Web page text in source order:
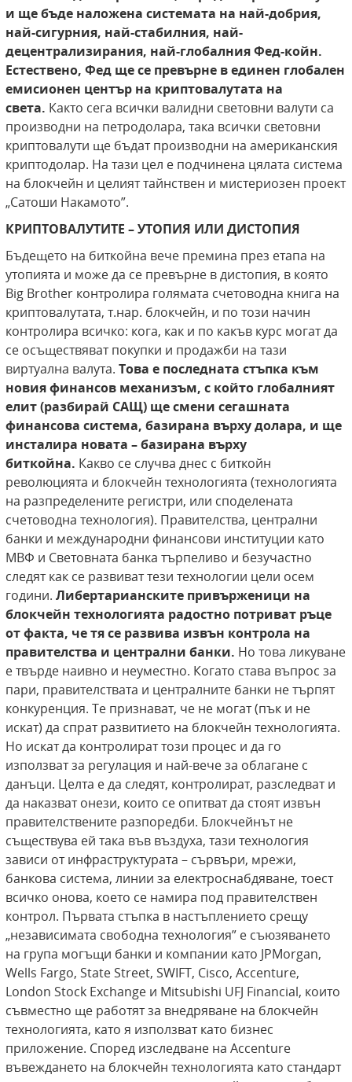
и ще бъде наложена системата на най-добрия,
най-сигурния, най-стабилния, най-
децентрализирания, най-глобалния Фед-койн.
Естествено, Фед щесе превърне в единен глобален
емисионен център на криптовалутата на
света. Както сега всички валидни световни валути са
производни на петродолара, така всички световни
криптовалути ще бъдат производни на американския
криптодолар. На тази цел е подчинена цялата система
на блокчейн и целият тайнствен и мистериозен проект
„Сатоши Накамото”.
КРИПТОВАЛУТИТЕ – УТОПИЯ ИЛИ ДИСТОПИЯ
Бъдещето на биткойна вече премина през етапа на
утопията и може да се превърне в дистопия, в която
Big Brother контролира голямата счетоводна книга на
криптовалутата, т.нар. блокчейн, и по този начин
контролира всичко: кога, как и по какъв курс могат да
се осъществяват покупки и продажби на тази
виртуална валута. Това е последната стъпка към
новияфинансов механизъм, с който глобалният
елит(разбирай САЩ) ще смени сегашната
финансова система, базирана върху долара, и ще
инсталира новата – базирана върху
биткойнa. Какво се случва днес с биткойн
революцията и блокчейн технологията (технологията
на разпределените регистри, или споделената
счетоводна технология). Правителства, централни
банки и международни финансови институции като
МВФ и Световната банка търпеливо и безучастно
следят как се развиват тези технологии цели осем
години. Либертарианските привърженици на
блокчейн технологията радостно потриват ръце
от факта, че тя се развива извън контрола на
правителства и централни банки. Но това ликуване
е твърде наивно и неуместно. Когато става въпрос за
пари, правителствата и централните банки не търпят
конкуренция. Те признават, че не могат (пък и не
искат) да спрат развитието на блокчейн технологията.
Но искат да контролират този процес и да го
използват за регулация и най-вече за облагане с
данъци. Целта е да следят, контролират, разследват и
да наказват онези, които се опитват да стоят извън
правителствените разпоредби. Блокчейнът не
съществува ей така във въздуха, тази технология
зависи от инфраструктурата – сървъри, мрежи,
банкова система, линии за електроснабдяване, тоест
всичко онова, което се намира под правителствен
контрол. Първата стъпка в настъплението срещу
„независимата свободна технология” е съюзяването
на група могъщи банки и компании като JPMorgan,
Wells Fargo, State Street, SWIFT, Cisco, Accenture,
London Stock Exchange и Mitsubishi UFJ Financial, които
съвместно ще работят за внедряване на блокчейн
технологията, като я използват като бизнес
приложение. Според изследване на Accenture
въвеждането на блокчейн технологията като стандарт